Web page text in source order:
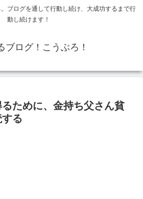
ブログを通して行動し続け、大成功するまで行
動し続けます！
ブログ！こうぶろ！
ために、金持ち父さん貧
る